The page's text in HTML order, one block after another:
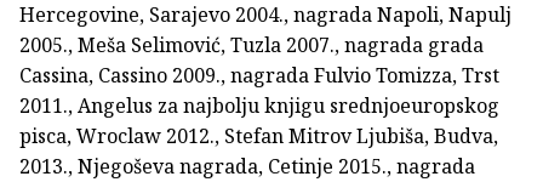
Hercegovine, Sarajevo 2004., nagrada Napoli, Napulj
2005., Meša Selimović, Tuzla 2007., nagrada grada
Cassina, Cassino 2009., nagrada Fulvio Tomizza, Trst
2011., Angelus za najbolju knjigu srednjoeuropskog
pisca, Wroclaw 2012., Stefan Mitrov Ljubiša, Budva,
2013., Njegoševa nagrada, Cetinje 2015., nagrada